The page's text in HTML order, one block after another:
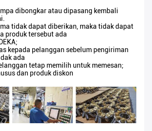
dibongkar atau dipasang kembali
tidak dapat diberikan, maka tidak dapat
produk tersebut ada
kepada pelanggan sebelum pengiriman
ada
tetap memilih untuk memesan;
dan produk diskon